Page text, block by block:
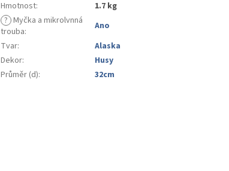
Hmotnost:
1.7 kg
? Myčka a mikrolvnná
trouba:
Ano
Tvar:
Alaska
Dekor:
Husy
Průměr (d): 32cm